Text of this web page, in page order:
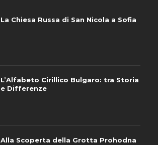
La Chiesa Russa di San Nicola a Sofia
L’Alfabeto Cirillico Bulgaro: tra Storia
e Differenze
Alla Scoperta della Grotta Prohodna